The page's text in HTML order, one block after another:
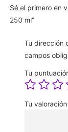
Sé el primero en
250 ml”
Tu dirección
campos
Tu
Tu valoración